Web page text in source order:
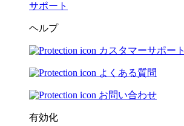
サポート
ヘルプ
カスタマーサポート
よくある質問
お問い合わせ
有効化